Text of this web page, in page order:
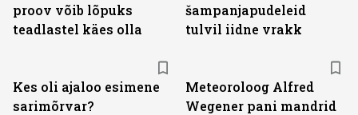
proov võib lõpuks
teadlastel käes olla
šampanjapudeleid
tulvil iidne vrakk
Kes oli ajaloo esimene
sarimõrvar?
Meteoroloog Alfred
Wegener pani mandrid